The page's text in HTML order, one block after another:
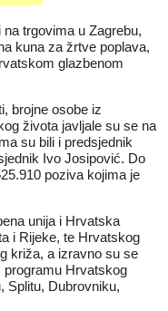
trgovima u Zagrebu,
kuna za žrtve poplava,
glazbenom
brojne osobe iz
života javljale su se na
su bili i predsjednik
Ivo Josipović. Do
poziva kojima je
unija i Hrvatska
i Rijeke, te Hrvatskog
križa, a izravno su se
programu Hrvatskog
Splitu, Dubrovniku,